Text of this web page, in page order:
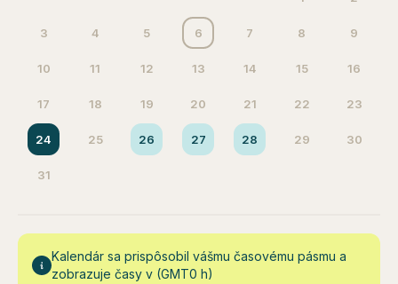
3 4 5 6 7 8 9
10 11 12 13 14 15 16
17 18 19 20 21 22 23
24 25 26 27 28 29 30
31
Kalendár sa prispôsobil vášmu časovému pásmu a
zobrazuje časy v (GMT0 h)